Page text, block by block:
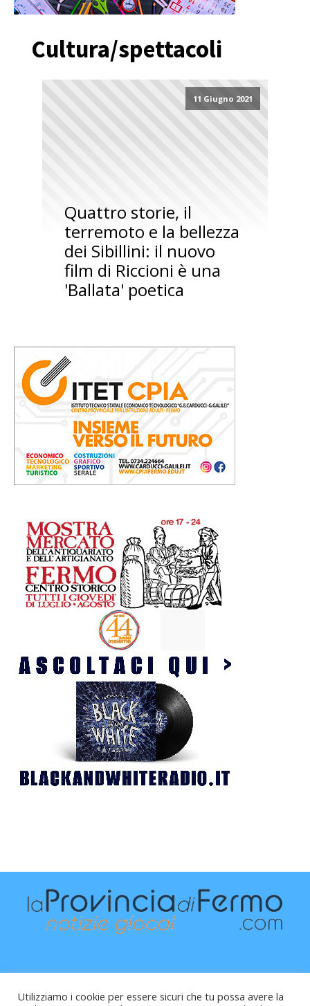
Cultura/spettacoli
11 Giugno 2021
Quattro storie, il
terremoto e la bellezza
dei Sibillini: il nuovo
film di Riccioni è una
'Ballata' poetica
Utilizziamo i cookie per essere sicuri che tu possa avere la